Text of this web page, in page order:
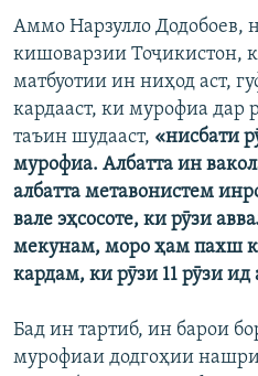
Аммо Нарзулло Додобоев,
кишоварзии Тоҷикистон,
матбуотии ин ниҳод аст,
кардааст, ки мурофиа дар
таъин шудааст, «нисбати
мурофиа. Албатта ин
албатта метавонистем
вале эҳсосоте, ки рӯзи
мекунам, моро ҳам пахш
кардам, ки рӯзи 11 рӯзи ид
Бад ин тартиб, ин барои
мурофиаи додгоҳии